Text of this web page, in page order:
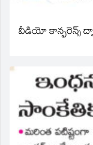
వీడియో కాన్ఫరెన్స్